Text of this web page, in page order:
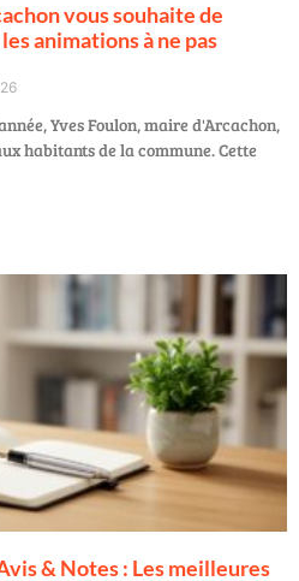
vous souhaite de
animations à ne pas
Yves Foulon, maire d'Arcachon,
habitants de la commune. Cette
& Notes : Les meilleures